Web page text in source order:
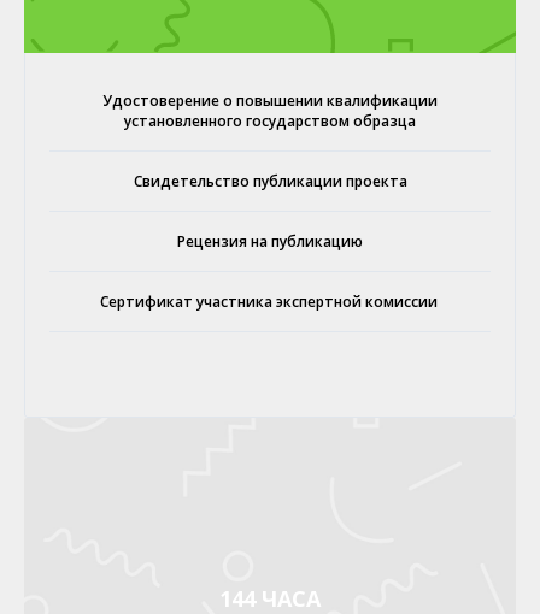
Удостоверение о повышении квалификации
установленного государством образца
Свидетельство публикации проекта
Рецензия на публикацию
Сертификат участника экспертной комиссии
144 ЧАСА